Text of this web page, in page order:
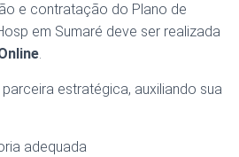
e contratação do Plano de
em Sumaré deve ser realizada
.
estratégica, auxiliando sua
adequada